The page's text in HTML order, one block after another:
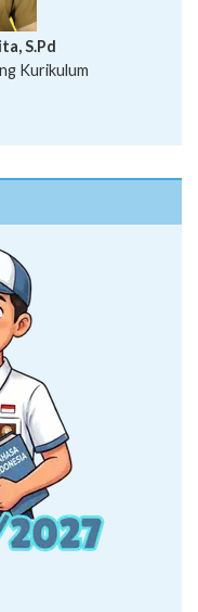
S.Pd
Kurikulum
S.Pd., M.Sn
S.Pd.